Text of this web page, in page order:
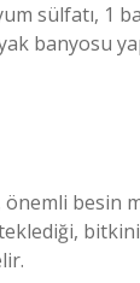
sülfatı, 1
banyosu
besin